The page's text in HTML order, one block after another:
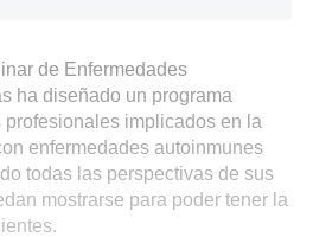
de Enfermedades
ha diseñado un programa
implicados en la
enfermedades autoinmunes
todas las perspectivas de sus
mostrarse para poder tener la